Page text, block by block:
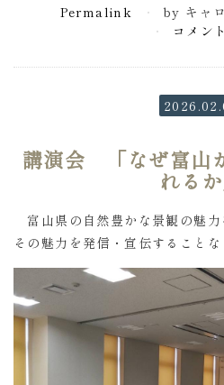
Permalink by キャ
コメン
講演会 「なぜ富山
れるか
富山県の自然豊かな景観の魅力
その魅力を発信・宣伝することな